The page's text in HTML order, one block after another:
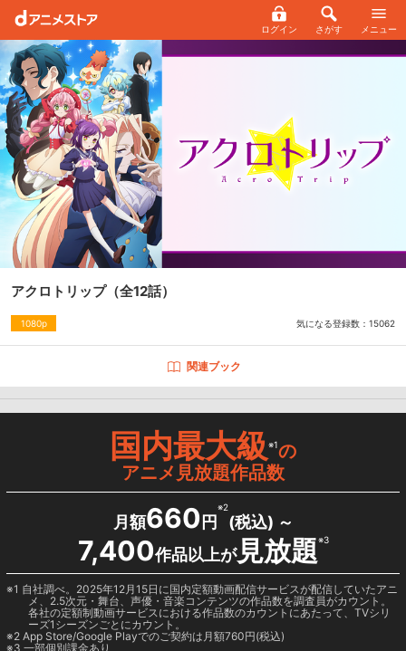
ログイン さがす メニュー
アクロトリップ（全12話）
1080p 気になる登録数： 15062
関連ブック
国内最大級※1の
アニメ見放題作品数
月額660 円
※2
(税込) ～
7,400作品以上が見放題※3
1 自社調べ。2025年12月15日に国内定額動画配信サービスが配信していたアニ
メ、2.5次元・舞台、声優・音楽コンテンツの作品数を調査員がカウント。
各社の定額制動画サービスにおける作品数のカウントにあたって、TVシリ
ーズ1シーズンごとにカウント。
2 App Store/Google Playでのご契約は月額760円(税込)
3 一部個別課金あり